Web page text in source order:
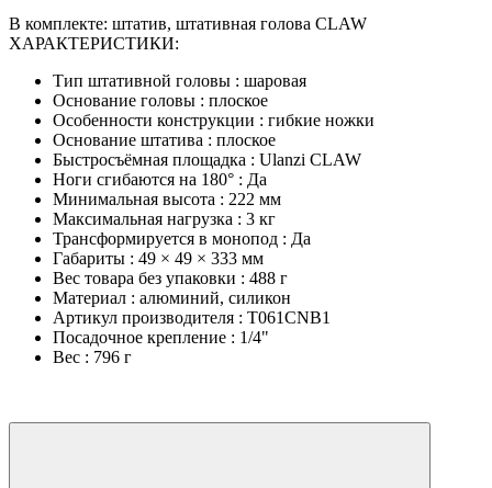
В комплекте: штатив, штативная голова CLAW
ХАРАКТЕРИСТИКИ:
Тип штативной головы : шаровая
Основание головы : плоское
Особенности конструкции : гибкие ножки
Основание штатива : плоское
Быстросъёмная площадка : Ulanzi CLAW
Ноги сгибаются на 180° : Да
Минимальная высота : 222 мм
Максимальная нагрузка : 3 кг
Трансформируется в монопод : Да
Габариты : 49 × 49 × 333 мм
Вес товара без упаковки : 488 г
Материал : алюминий, силикон
Артикул производителя : T061CNB1
Посадочное крепление : 1/4"
Вес : 796 г